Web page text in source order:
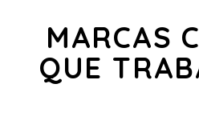
MARCAS
QUE